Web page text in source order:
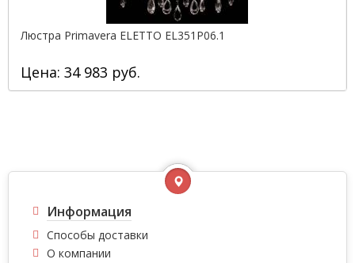
Люстра Primavera ELETTO EL351P06.1
Цена: 34 983 руб.
Информация
Способы доставки
О компании